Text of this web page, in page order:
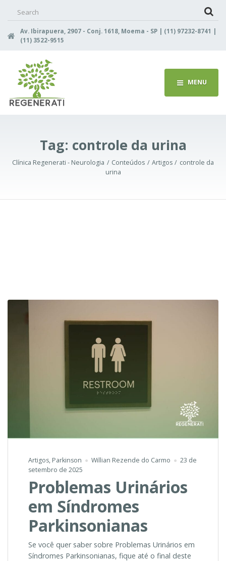
Av. Ibirapuera, 2907 - Conj. 1618, Moema - SP | (11) 97232-8741 |
(11) 3522-9515
MENU
Tag: controle da urina
Clínica Regenerati - Neurologia Conteúdos Artigos
controle da
urina
Artigos, Parkinson Willian Rezende do Carmo
23 de
setembro de 2025
Problemas Urinários
em Síndromes
Parkinsonianas
Se você quer saber sobre Problemas Urinários em
Síndromes Parkinsonianas, fique até o final deste